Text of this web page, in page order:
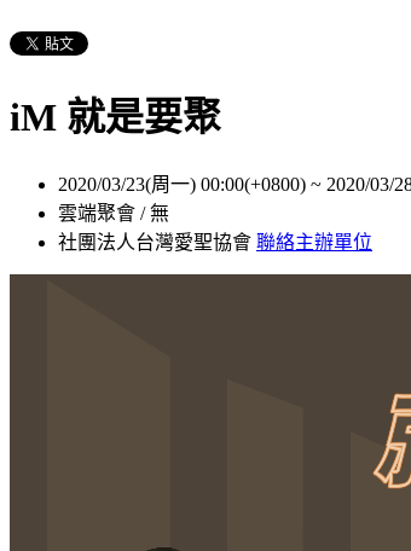
iM 就是要聚
2020/03/23(周一) 00:00(+0800) ~ 2020/03/
雲端聚會 / 無
社團法人台灣愛聖協會 聯絡主辦單位